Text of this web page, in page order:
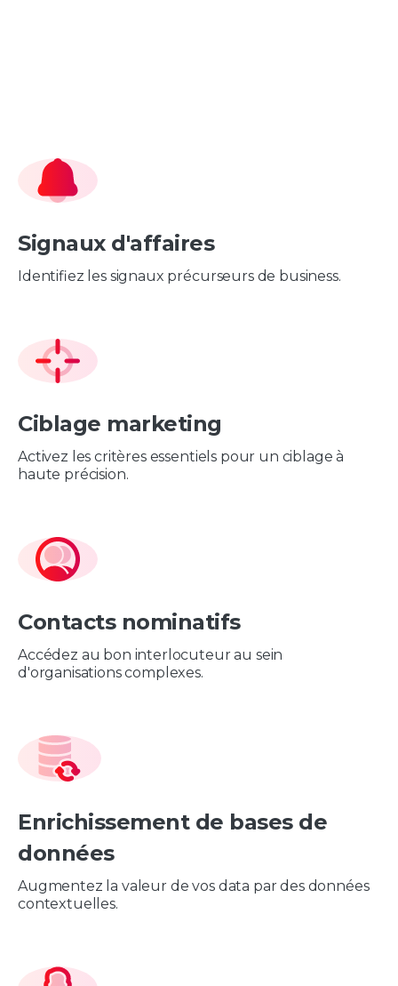
Signaux d'affaires
Identifiez les signaux précurseurs de business.
Ciblage marketing
Activez les critères essentiels pour un ciblage à
haute précision.
Contacts nominatifs
Accédez au bon interlocuteur au sein
d'organisations complexes.
Enrichissement de bases de
données
Augmentez la valeur de vos data par des données
contextuelles.